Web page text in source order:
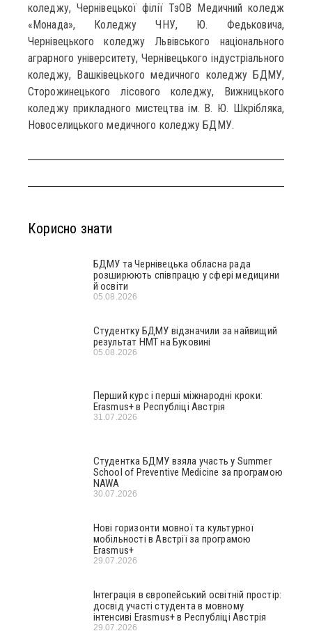
коледжу, Чернівецької філії ТзОВ Медичний коледж
«Монада», Коледжу ЧНУ, Ю. Федьковича,
Чернівецького коледжу Львівського національного
аграрного університету, Чернівецького індустріального
коледжу, Вашківецького медичного коледжу БДМУ,
Сторожинецького лісового коледжу, Вижницького
коледжу прикладного мистецтва ім. В. Ю. Шкрібляка,
Новоселицького медичного коледжу БДМУ.
Корисно знати
БДМУ та Чернівецька обласна рада
розширюють співпрацю у сфері медицини
й освіти
05.08.2026
Студентку БДМУ відзначили за найвищий
результат НМТ на Буковині
05.08.2026
Перший курс і перші міжнародні кроки:
Erasmus+ в Республіці Австрія
31.07.2026
Студентка БДМУ взяла участь у Summer
School of Preventive Medicine за програмою
NAWA
30.07.2026
Нові горизонти мовної та культурної
мобільності в Австрії за програмою
Erasmus+
29.07.2026
Інтеграція в європейський освітній простір:
досвід участі студента в мовному
інтенсиві Erasmus+ в Республіці Австрія
29.07.2026